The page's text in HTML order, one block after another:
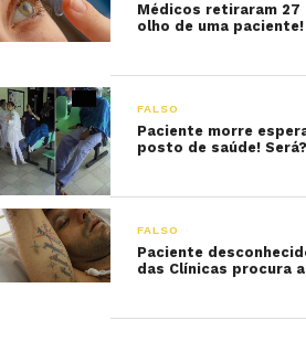
Médicos retiraram
olho de uma
FALSO
Paciente morre
posto de saúde! Será?
FALSO
Paciente
das Clínicas procura